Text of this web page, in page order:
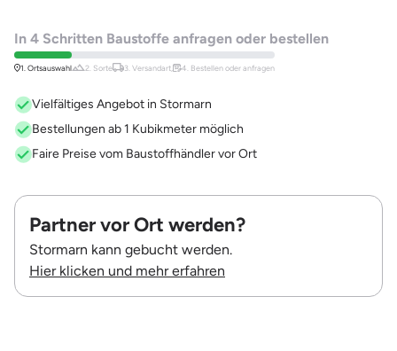
In 4 Schritten Baustoffe anfragen oder bestellen
1. Ortsauswahl 2. Sorte 3. Versandart, 4. Bestellen oder anfragen
Vielfältiges Angebot in Stormarn
Bestellungen ab 1 Kubikmeter möglich
Faire Preise vom Baustoffhändler vor Ort
Partner vor Ort werden?
Stormarn kann gebucht werden.
Hier klicken und mehr erfahren